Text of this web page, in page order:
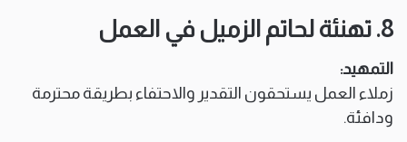
8. تهنئة لحاتم الزميل في العمل
التمهيد:
زملاء العمل يستحقون التقدير والاحتفاء بطريقة محترمة
ودافئة.